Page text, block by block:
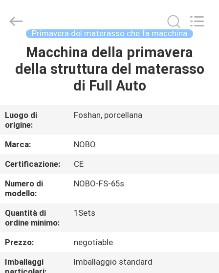
CASA
CHI
SIAMO
FATORY
TOUR
CONTROLLO
DI
QUALITÀ
Machinery
Primavera del materasso che fa macchina
Macchina della primavera
della struttura del materasso
di Full Auto
Luogo di
origine:
Foshan, porcellana
Marca:
NOBO
Certificazione:
CE
Numero di
modello:
NOBO-FS-65s
Quantità di
ordine minimo:
1Sets
Prezzo:
negotiable
Imballaggi
Imballaggio standard